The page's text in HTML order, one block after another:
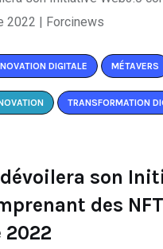
DIGITALE MÉTAVERS
TRANSFORMATION
son
des
2022